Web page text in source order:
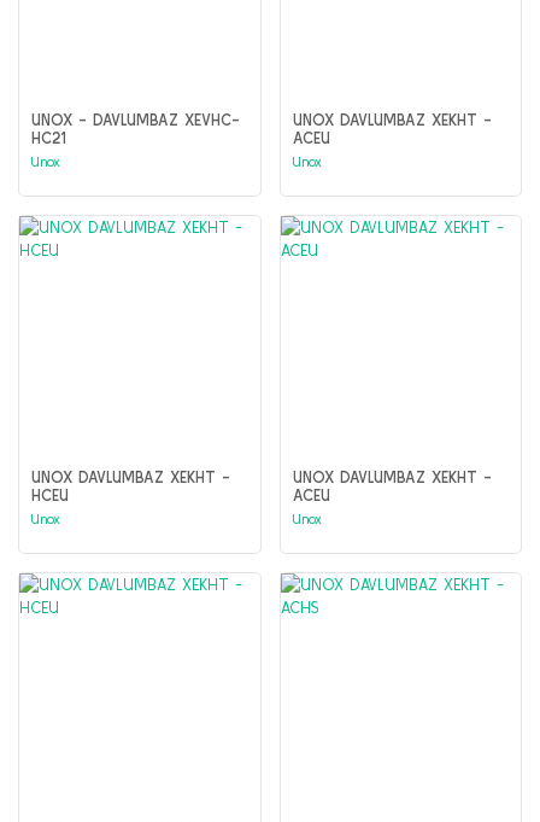
UNOX - DAVLUMBAZ XEVHC-
HC21
Unox
UNOX DAVLUMBAZ XEKHT -
ACEU
Unox
UNOX DAVLUMBAZ XEKHT -
HCEU
Unox
UNOX DAVLUMBAZ XEKHT -
ACEU
Unox